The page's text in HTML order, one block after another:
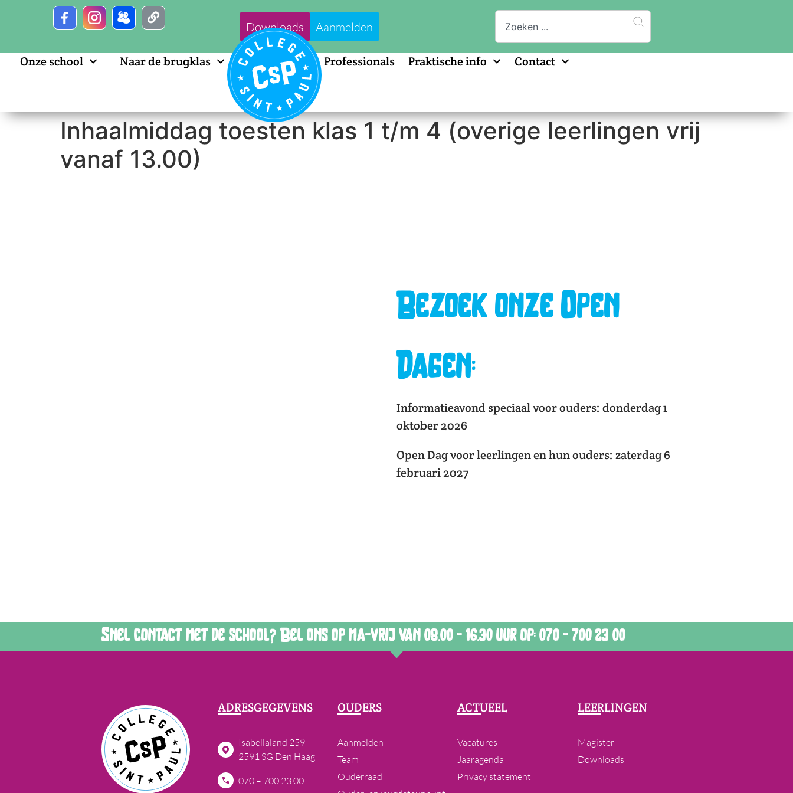
Downloads Aanmelden
Onze school Naar de brugklas Professionals Praktische info Contact
Inhaalmiddag toesten klas 1 t/m 4 (overige leerlingen vrij
vanaf 13.00)
Bezoek onze Open
Dagen:
Informatieavond speciaal voor ouders: donderdag 1
oktober 2026
Open Dag voor leerlingen en hun ouders: zaterdag 6
februari 2027
Snel contact met de school? Bel ons op ma-vrij van 08.00 - 16.30 uur op: 070 - 700 23 00
ADRESGEGEVENS
Isabellaland 259
2591 SG Den Haag
070 – 700 23 00
OUDERS
Aanmelden
Team
Ouderraad
ACTUEEL
Vacatures
Jaaragenda
Privacy statement
LEERLINGEN
Magister
Downloads